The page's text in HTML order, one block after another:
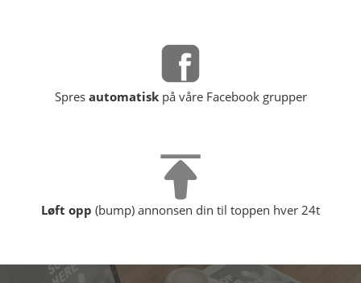
Spres automatiskpå våre Facebook grupper
Løft opp (bump) annonsen din til toppen hver 24t